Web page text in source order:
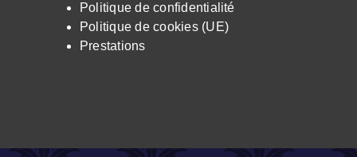
Politique de confidentialité
Politique de cookies (UE)
Prestations